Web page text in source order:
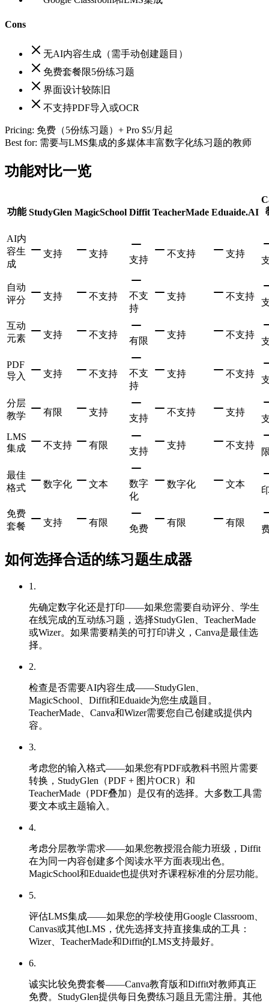
Cons
无AI内容生成（需手动创建题目）
免费套餐限5份练习题
界面设计较陈旧
不支持PDF导入或OCR
Pricing: 免费（5份练习题）+ Pro $5/月起
Best for: 需要与LMS集成的多媒体丰富数字化练习题的教师
功能对比一览
功能 StudyGlen MagicSchool Diffit TeacherMade Eduaide.AI
AI内
容生
成
支持 支持
支持
不支持 支持
自动
评分
支持 不支持
不支
持
支持 不支持
互动
元素
支持 不支持
有限
支持 不支持
PDF
导入
支持 不支持
不支
持
支持 不支持
分层
教学
有限 支持
支持
不支持 支持
LMS
集成
不支持 有限
支持
支持 不支持
最佳
格式
数字化 文本
数字
化
数字化 文本
免费
套餐
支持 有限
免费
有限 有限
如何选择合适的练习题生成器
1 .
先确定数字化还是打印——如果您需要自动评分、学生
在线完成的互动练习题，选择StudyGlen、TeacherMade
或Wizer。如果需要精美的可打印讲义，Canva是最佳选
择。
2.
检查是否需要AI内容生成——StudyGlen、
MagicSchool、Diffit和Eduaide为您生成题目。
TeacherMade、Canva和Wizer需要您自己创建或提供内
容。
3.
考虑您的输入格式——如果您有PDF或教科书照片需要
转换，StudyGlen（PDF + 图片OCR）和
TeacherMade（PDF叠加）是仅有的选择。大多数工具需
要文本或主题输入。
4.
考虑分层教学需求——如果您教授混合能力班级，Diffit
在为同一内容创建多个阅读水平方面表现出色。
MagicSchool和Eduaide也提供对齐课程标准的分层功能。
5.
评估LMS集成——如果您的学校使用Google Classroom、
Canvas或其他LMS，优先选择支持直接集成的工具：
Wizer、TeacherMade和Diffit的LMS支持最好。
6.
诚实比较免费套餐——Canva教育版和Diffit对教师真正
免费。StudyGlen提供每日免费练习题且无需注册。其他